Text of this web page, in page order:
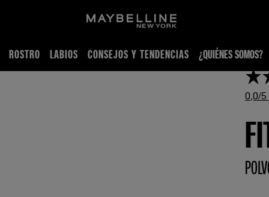
ROSTRO LABIOS CONSEJOS Y TENDENCIAS ¿QUIÉNES SOMOS?
0,0/5